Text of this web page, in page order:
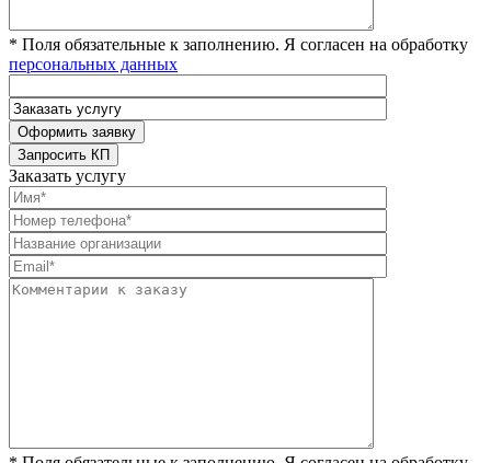
* Поля обязательные к заполнению. Я согласен на обработку
персональных данных
Заказать услугу